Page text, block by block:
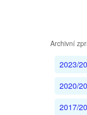
Archivní
2023/
2020/
2017/